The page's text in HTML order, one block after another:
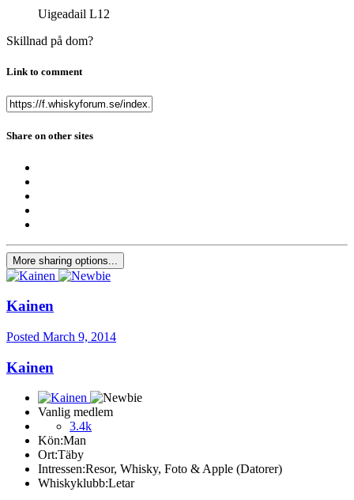
Uigeadail L12
Skillnad på dom?
Link to comment
Share on other sites
More sharing options...
Kainen
Posted March 9, 2014
Kainen
Vanlig medlem
3.4k
Kön:Man
Ort:Täby
Intressen:Resor, Whisky, Foto & Apple (Datorer)
Whiskyklubb:Letar